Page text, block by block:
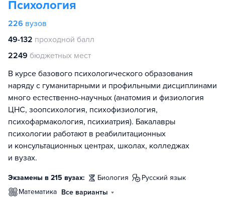
Психология
226 вузов
49-132 проходной балл
2249 бюджетных мест
В курсе базового психологического образования
наряду с гуманитарными и профильными дисциплинами
много естественно-научных (анатомия и физиология
ЦНС, зоопсихология, психофизиология,
психофармакология, психиатрия). Бакалавры
психологии работают в реабилитационных
и консультационных центрах, школах, колледжах
и вузах.
Экзамены в 215 вузах: биология
русский язык
математика Все варианты